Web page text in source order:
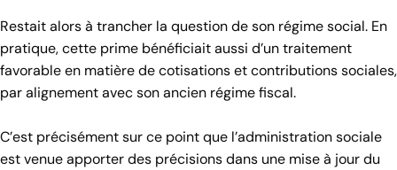
Restait alors à trancher la question de son régime social. En
pratique, cette prime bénéficiait aussi d’un traitement
favorable en matière de cotisations et contributions sociales,
par alignement avec son ancien régime fiscal.
C’est précisément sur ce point que l’administration sociale
est venue apporter des précisions dans une mise à jour du